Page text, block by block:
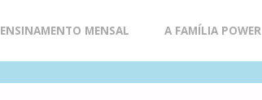
to
ENSINAMENTO MENSAL A FAMÍLIA POWER